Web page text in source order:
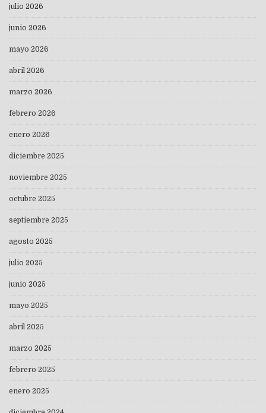
julio 2026
junio 2026
mayo 2026
abril 2026
marzo 2026
febrero 2026
enero 2026
diciembre 2025
noviembre 2025
octubre 2025
septiembre 2025
agosto 2025
julio 2025
junio 2025
mayo 2025
abril 2025
marzo 2025
febrero 2025
enero 2025